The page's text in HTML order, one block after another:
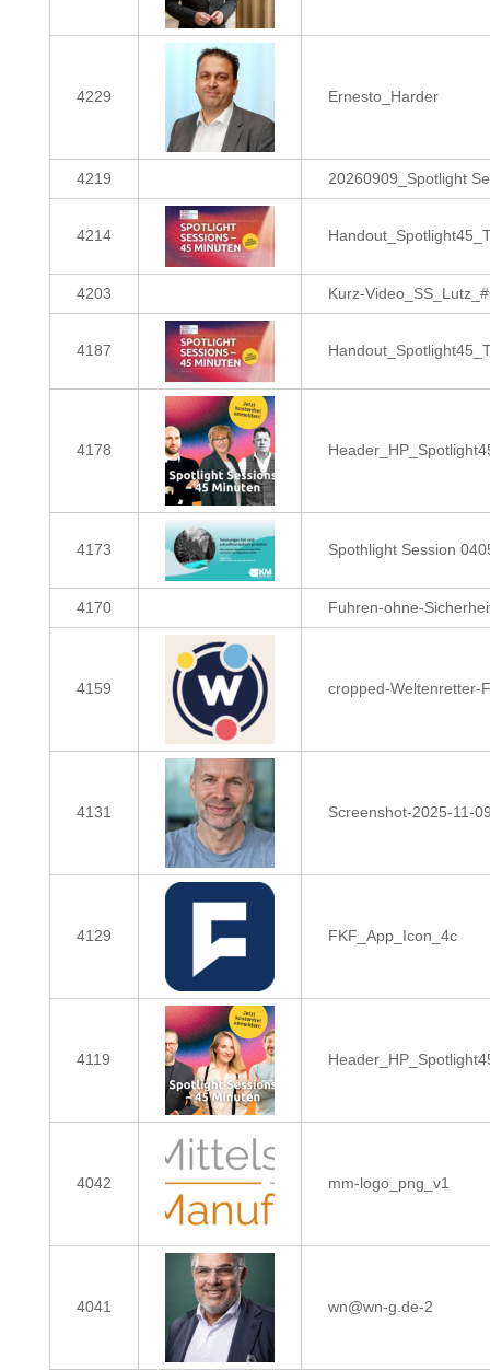
4229 Ernesto_Harder
4219 20260909_Spotlight
4214
4203 Kurz-
4187
4178
4173 Spothlight Session
4170 Fuhren-ohne-
4159 cropped-Weltenretter-
4131 Screenshot-2025-11-
4129 FKF_App_Icon_4c
4119
4042 mm-logo_png_v1
4041 wn@wn-g.de-2